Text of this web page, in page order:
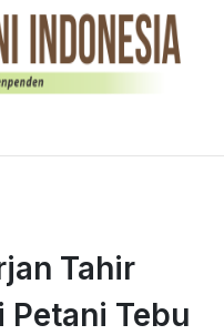
Tahir
Petani Tebu